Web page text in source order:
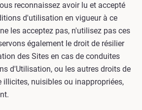
reconnaissez avoir lu et accepté
d'utilisation en vigueur à ce
les acceptez pas, n'utilisez pas ces
également le droit de résilier
des Sites en cas de conduites
d'Utilisation, ou les autres droits de
illicites, nuisibles ou inappropriées,